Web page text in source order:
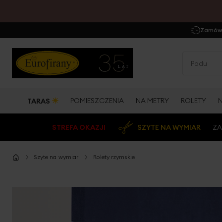
TARAS ☀ POMIESZCZENIA NA METRY ROLETY
STREFA OKAZJI SZYTE NA WYMIAR
Szyte na wymiar Rolety rzymskie